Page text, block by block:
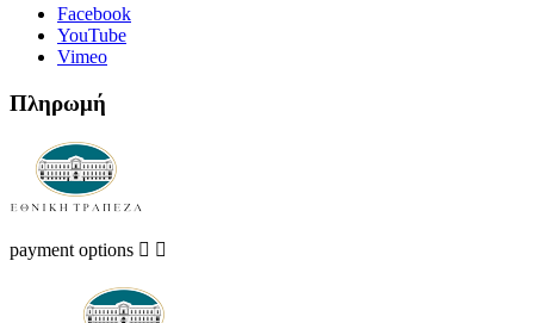
Facebook
YouTube
Vimeo
Πληρωμή
payment options  